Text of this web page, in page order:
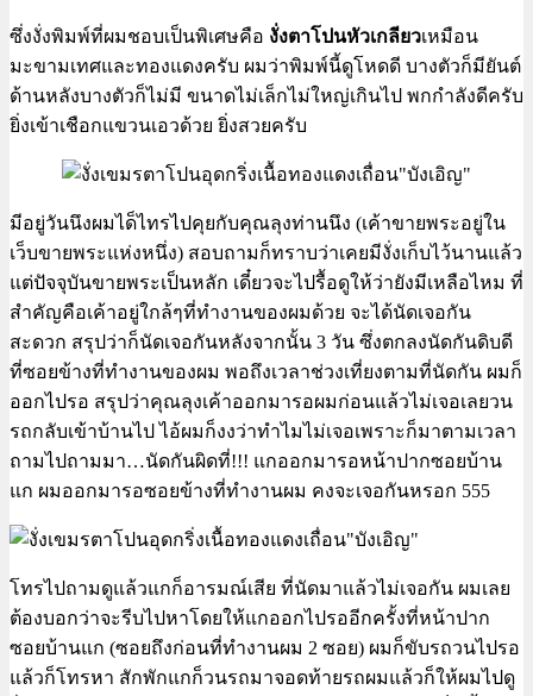
ซึ่งงั่งพิมพ์ที่ผมชอบเป็นพิเศษคือ งั่งตาโปนหัวเกลียวเหมือน
มะขามเทศและทองแดงครับ ผมว่าพิมพ์นี้ดูโหดดี บางตัวก็มียันต์
ด้านหลังบางตัวก็ไม่มี ขนาดไม่เล็กไม่ใหญ่เกินไป พกกำลังดีครับ
ยิ่งเข้าเชือกแขวนเอวด้วย ยิ่งสวยครับ
มีอยู่วันนึงผมได็ไทรไปคุยกับคุณลุงท่านนึง (เค้าขายพระอยู่ใน
เว็บขายพระแห่งหนึ่ง) สอบถามก็ทราบว่าเคยมีงั่งเก็บไว้นานแล้ว
แต่ปัจจุบันขายพระเป็นหลัก เดี๋ยวจะไปรื้อดูให้ว่ายังมีเหลือไหม ที่
สำคัญคือเค้าอยู่ใกล้ๆที่ทำงานของผมด้วย จะได้นัดเจอกัน
สะดวก สรุปว่าก็นัดเจอกันหลังจากนั้น 3 วัน ซึ่งตกลงนัดกันดิบดี
ที่ซอยข้างที่ทำงานของผม พอถึงเวลาช่วงเที่ยงตามที่นัดกัน ผมก็
ออกไปรอ สรุปว่าคุณลุงเค้าออกมารอผมก่อนแล้วไม่เจอเลยวน
รถกลับเข้าบ้านไป ไอ้ผมก็งงว่าทำไมไม่เจอเพราะก็มาตามเวลา
ถามไปถามมา…นัดกันผิดที่!!! แกออกมารอหน้าปากซอยบ้าน
แก ผมออกมารอซอยข้างที่ทำงานผม คงจะเจอกันหรอก 555
โทรไปถามดูแล้วแกก็อารมณ์เสีย ที่นัดมาแล้วไม่เจอกัน ผมเลย
ต้องบอกว่าจะรีบไปหาโดยให้แกออกไปรออีกครั้งที่หน้าปาก
ซอยบ้านแก (ซอยถึงก่อนที่ทำงานผม 2 ซอย) ผมก็ขับรถวนไปรอ
แล้วก็โทรหา สักพักแกก็วนรถมาจอดท้ายรถผมแล้วก็ให้ผมไปดู